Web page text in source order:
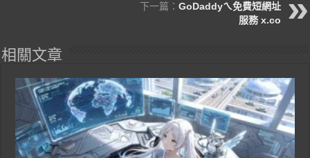
下一篇： GoDaddyㄟ免費短網址
服務 x.co
相關文章